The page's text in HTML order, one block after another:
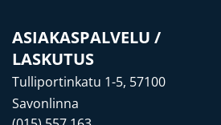
ASIAKASPALVELU /
LASKUTUS
Tulliportinkatu 1-5, 57100
Savonlinna